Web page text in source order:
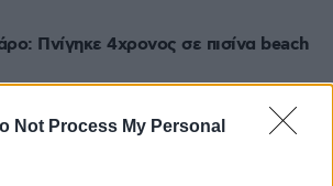
Not Process My Personal
Πνίγηκε 4χρονος σε πισίνα beach
που έσωσε το μικρό αγόρι
τους ηθοποιούς του «νέου»